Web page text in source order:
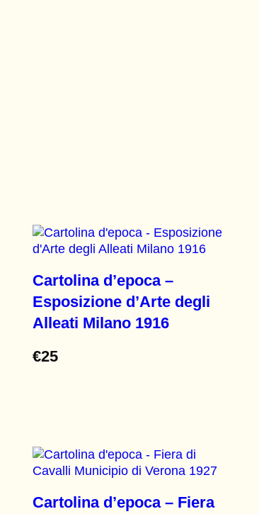
Cartolina d’epoca –
Esposizione d’Arte degli
Alleati Milano 1916
€25
Cartolina d’epoca – Fiera